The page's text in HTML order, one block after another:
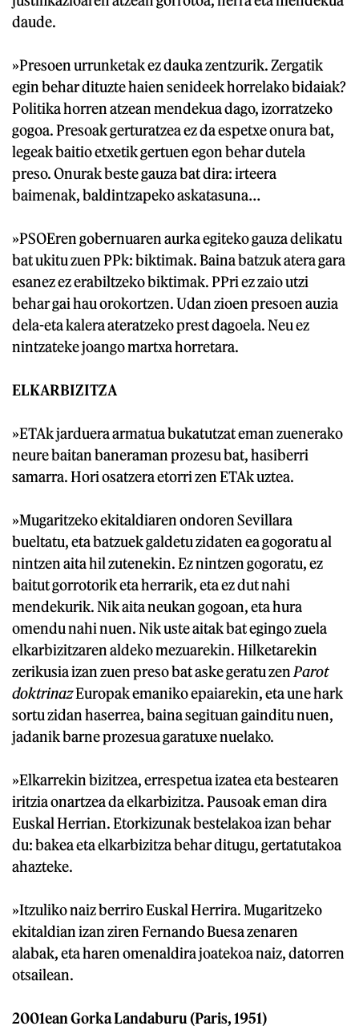
daude.
»Presoen urrunketak ez dauka zentzurik. Zergatik
egin behar dituzte haien senideek horrelako bidaiak?
Politika horren atzean mendekua dago, izorratzeko
gogoa. Presoak gerturatzea ez da espetxe onura bat,
legeak baitio etxetik gertuen egon behar dutela
preso. Onurak beste gauza bat dira: irteera
baimenak, baldintzapeko askatasuna…
»PSOEren gobernuaren aurka egiteko gauza delikatu
bat ukitu zuen PPk: biktimak. Baina batzuk atera gara
esanez ez erabiltzeko biktimak. PPri ez zaio utzi
behar gai hau orokortzen. Udan zioen presoen auzia
dela-eta kalera ateratzeko prest dagoela. Neu ez
nintzateke joango martxa horretara.
ELKARBIZITZA
»ETAk jarduera armatua bukatutzat eman zuenerako
neure baitan baneraman prozesu bat, hasiberri
samarra. Hori osatzera etorri zen ETAk uztea.
»Mugaritzeko ekitaldiaren ondoren Sevillara
bueltatu, eta batzuek galdetu zidaten ea gogoratu al
nintzen aita hil zutenekin. Ez nintzen gogoratu, ez
baitut gorrotorik eta herrarik, eta ez dut nahi
mendekurik. Nik aita neukan gogoan, eta hura
omendu nahi nuen. Nik uste aitak bat egingo zuela
elkarbizitzaren aldeko mezuarekin. Hilketarekin
zerikusia izan zuen preso bat aske geratu zen Parot
doktrinazEuropak emaniko epaiarekin, eta une hark
sortu zidan haserrea, baina segituan gainditu nuen,
jadanik barne prozesua garatuxe nuelako.
»Elkarrekin bizitzea, errespetua izatea eta bestearen
iritzia onartzea da elkarbizitza. Pausoak eman dira
Euskal Herrian. Etorkizunak bestelakoa izan behar
du: bakea eta elkarbizitza behar ditugu, gertatutakoa
ahazteke.
»Itzuliko naiz berriro Euskal Herrira. Mugaritzeko
ekitaldian izan ziren Fernando Buesa zenaren
alabak, eta haren omenaldira joatekoa naiz, datorren
otsailean.
2001ean Gorka Landaburu (Paris, 1951)